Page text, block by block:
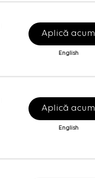
Aplică acum
English
Aplică acum
English